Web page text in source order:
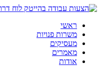
לוח
ראשי
משרות פנויות
מעסיקים
מאמרים
אודות